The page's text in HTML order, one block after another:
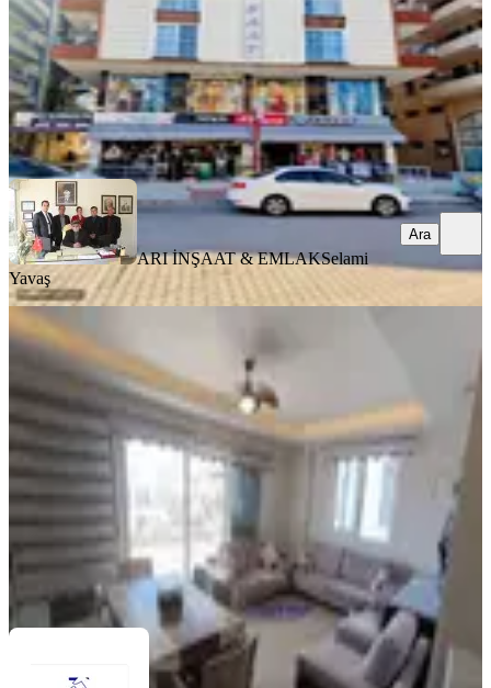
7.450.000 ₺
ARI İNŞAAT & EMLAKSelami Yavaş
Ara
ARI İNŞAAT & EMLAKSelami
Yavaş
Ara
YENİ
Didim, Akbük Mahallesi
3+1
100 m²· 1. Kat ·05.08.2026
6.650.000 ₺
TURYAP DİDİM TEMSİLCİLİĞİ Recep Engil
Ara